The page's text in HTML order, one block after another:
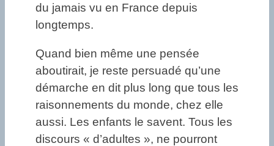
du jamais vu en France depuis
longtemps.
Quand bien même une pensée
aboutirait, je reste persuadé qu’une
démarche en dit plus long que tous les
raisonnements du monde, chez elle
aussi. Les enfants le savent. Tous les
discours « d’adultes », ne pourront